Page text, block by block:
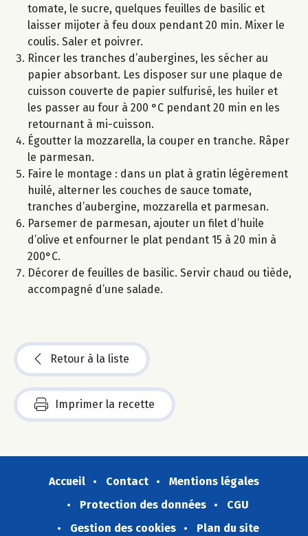
tomate, le sucre, quelques feuilles de basilic et
laisser mijoter à feu doux pendant 20 min. Mixer le
coulis. Saler et poivrer.
Rincer les tranches d’aubergines, les sécher au
papier absorbant. Les disposer sur une plaque de
cuisson couverte de papier sulfurisé, les huiler et
les passer au four à 200 °C pendant 20 min en les
retournant à mi-cuisson.
Égoutter la mozzarella, la couper en tranche. Râper
le parmesan.
Faire le montage : dans un plat à gratin légèrement
huilé, alterner les couches de sauce tomate,
tranches d’aubergine, mozzarella et parmesan.
Parsemer de parmesan, ajouter un filet d’huile
d’olive et enfourner le plat pendant 15 à 20 min à
200°C.
Décorer de feuilles de basilic. Servir chaud ou tiède,
accompagné d’une salade.
Retour à la liste
Imprimer la recette
Accueil Contact
Mentions légales
Protection des données
CGU
Gestion des cookies
Plan du site